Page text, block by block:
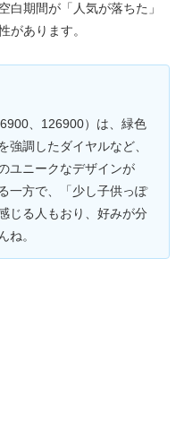
白期間が「人気が落ちた」
があります。
、126900）は、緑色
強調したダイヤルなど、
ユニークなデザインが
一方で、「少し子供っぽ
じる人もおり、好みが分
ね。